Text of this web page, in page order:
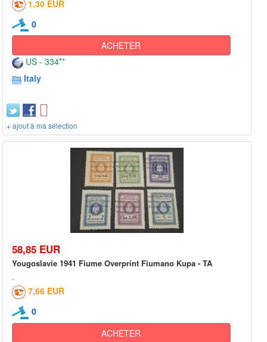
1,30 EUR
0
ACHETER
US - 334**
Italy
+ ajout à ma sélection
58,85 EUR
Yougoslavie 1941 Fiume Overprint Fiumano Kupa - TA
7,66 EUR
0
ACHETER